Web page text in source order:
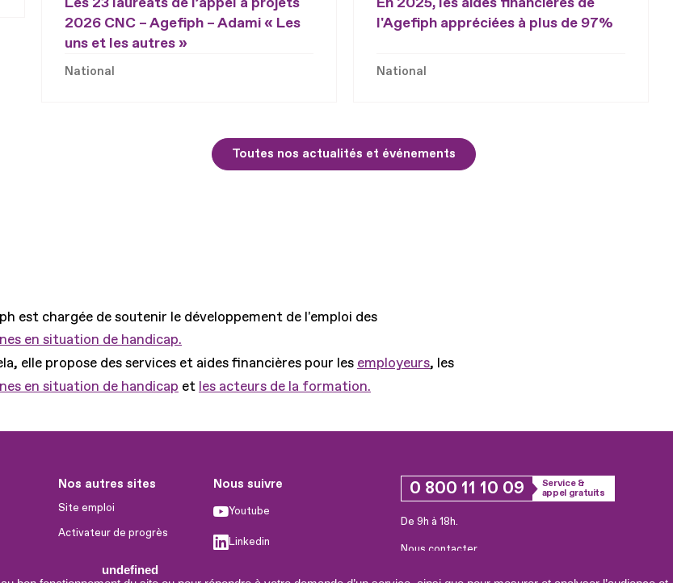
undefined
2026 CNC – Agefiph – Adami « Les
uns et les autres »
National
l'Agefiph appréciées à plus de 97%
National
Toutes nos actualités et événements
est chargée de soutenir le développement de l'emploi des
en situation de handicap.
elle propose des services et aides financières pour les employeurs, les
en situation de handicap et les acteurs de la formation.
Nos autres sites
Site emploi
Activateur de progrès
Nous suivre
Youtube
Linkedin
0 800 11 10 09
Service &
appel gratuits
De 9h à 18h.
Nous contacter